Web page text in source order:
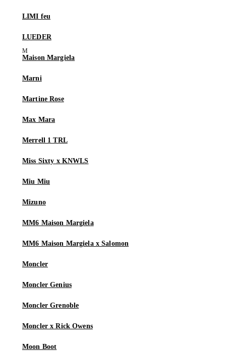
LIMI feu
LUEDER
Maison Margiela
Marni
Martine Rose
Max Mara
Merrell 1 TRL
Miss Sixty x KNWLS
Miu Miu
Mizuno
MM6 Maison Margiela
MM6 Maison Margiela x Salomon
Moncler
Moncler Genius
Moncler Grenoble
Moncler x Rick Owens
Moon Boot